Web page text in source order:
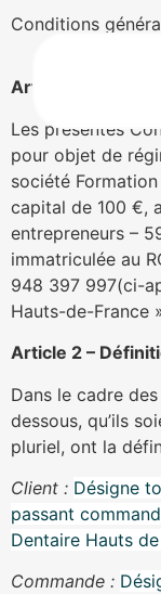
Conditions
Article 1 – Objet
Les présentes
pour objet de
société
capital de 100 €,
entrepreneurs –
immatriculée au
948 397 997(ci-
Hauts-de-France
Article 2 –
Dans le cadre
dessous, qu’ils
pluriel, ont la
Client : Désigne
passant
Dentaire Hauts
Commande :